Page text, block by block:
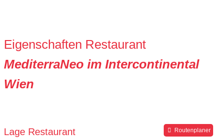
Eigenschaften Restaurant
MediterraNeo im Intercontinental
Wien
Lage Restaurant Routenplaner